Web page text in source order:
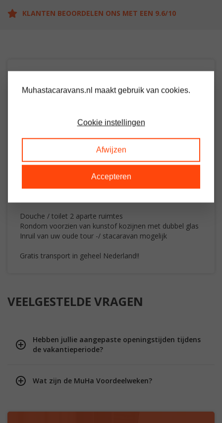
KLANTEN BEOORDELEN ONS MET EEN 9.6/10
Woon / leefruimte met gaskachel
Keuken met gasfornuis
Douche / toilet 2 aparte ruimtes
Rondom voorzien van kunstof kozijnen met dubbel glas
Inruil van uw oude tour -/ stacaravan mogelijk
Gratis transport in geheel Nederland!!
VEELGESTELDE VRAGEN
Hebben jullie aangepaste openingstijden tijdens
de vakantieperiode?
Wat zijn de MuHa Voordeelweken?
Muhastacaravans.nl maakt gebruik van cookies.
Cookie instellingen
Afwijzen
Accepteren